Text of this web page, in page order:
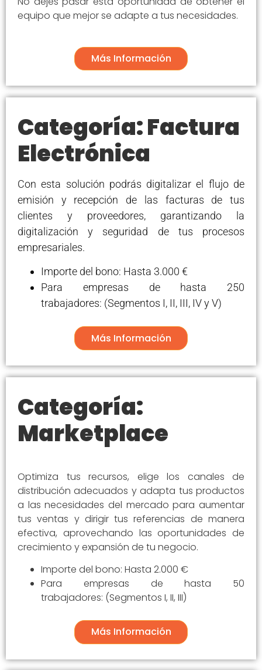
equipo que mejor se adapte a tus necesidades.
Más Información
Categoría: Factura
Electrónica
Con esta solución podrás digitalizar el flujo de
emisión y recepción de las facturas de tus
clientes y proveedores, garantizando la
digitalización y seguridad de tus procesos
empresariales.
Importe del bono: Hasta 3.000 €
Para empresas de hasta 250
trabajadores: (Segmentos I, II, III, IV y V)
Más Información
Categoría:
Marketplace
Optimiza tus recursos, elige los canales de
distribución adecuados y adapta tus productos
a las necesidades del mercado para aumentar
tus ventas y dirigir tus referencias de manera
efectiva, aprovechando las oportunidades de
crecimiento y expansión de tu negocio.
Importe del bono: Hasta 2.000 €
Para empresas de hasta 50
trabajadores: (Segmentos I, II, III)
Más Información